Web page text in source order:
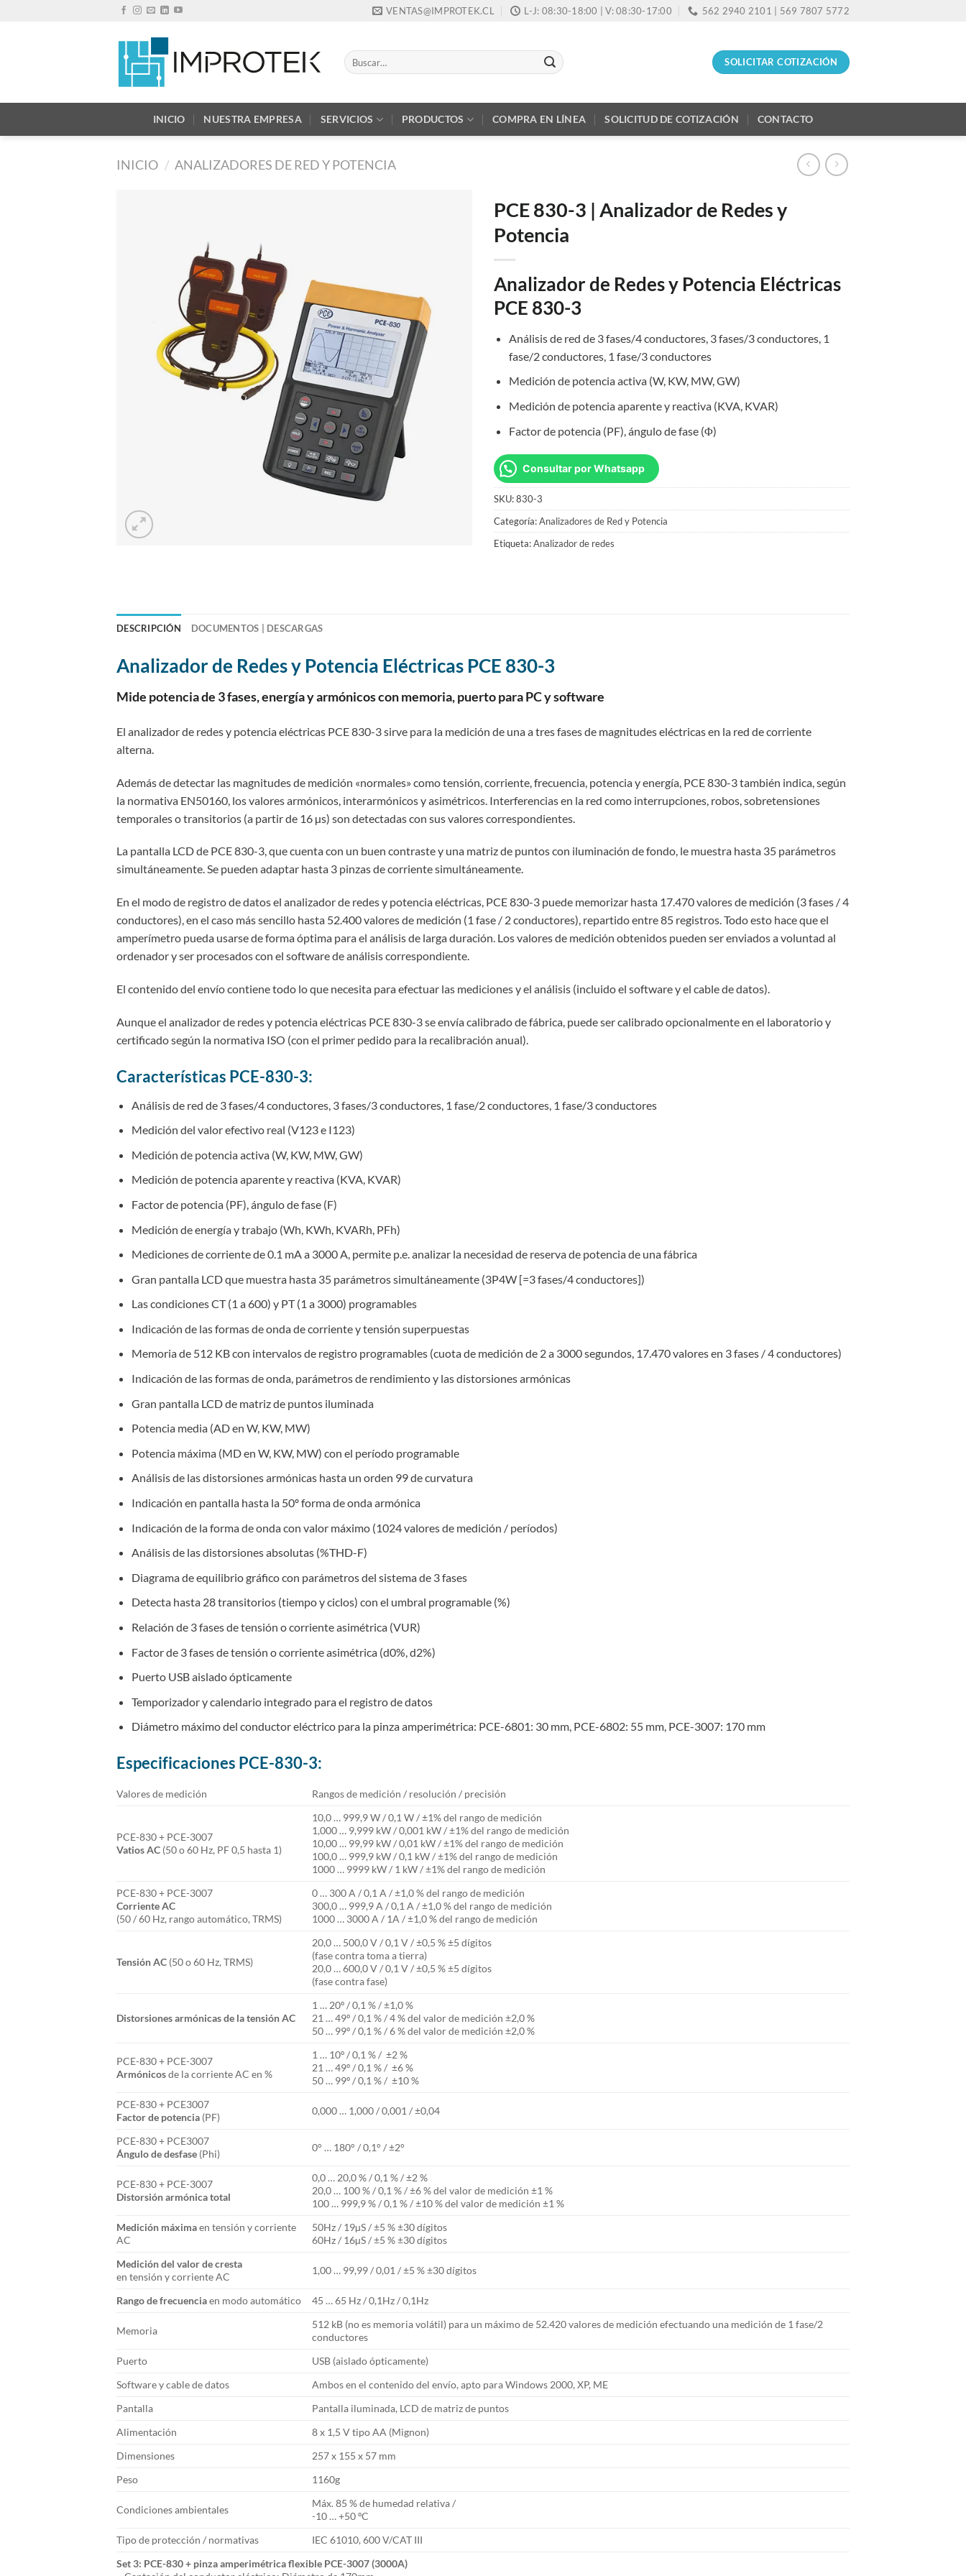
VENTAS@IMPROTEK.CL L-J: 08:30-18:00 | V: 08:30-17:00 562 2940 2101 | 569 7807 5772
Buscar
por:
SOLICITAR COTIZACIÓN
INICIO NUESTRA EMPRESA SERVICIOS PRODUCTOS COMPRA EN LÍNEA SOLICITUD DE COTIZACIÓN CONTACTO
INICIO / ANALIZADORES DE RED Y POTENCIA
PCE 830-3 | Analizador de Redes y
Potencia
Analizador de Redes y Potencia Eléctricas
PCE 830-3
Análisis de red de 3 fases/4 conductores, 3 fases/3 conductores, 1
fase/2 conductores, 1 fase/3 conductores
Medición de potencia activa (W, KW, MW, GW)
Medición de potencia aparente y reactiva (KVA, KVAR)
Factor de potencia (PF), ángulo de fase (Φ)
Consultar por Whatsapp
SKU:830-3
Categoría:Analizadores de Red y Potencia
Etiqueta:Analizador de redes
DESCRIPCIÓN DOCUMENTOS | DESCARGAS
Analizador de Redes y Potencia Eléctricas PCE 830-3
Mide potencia de 3 fases, energía y armónicos con memoria, puerto para PC y software
El analizador de redes y potencia eléctricas PCE 830-3 sirve para la medición de una a tres fases de magnitudes eléctricas en la red de corriente
alterna.
Además de detectar las magnitudes de medición «normales» como tensión, corriente, frecuencia, potencia y energía, PCE 830-3 también indica, según
la normativa EN50160, los valores armónicos, interarmónicos y asimétricos. Interferencias en la red como interrupciones, robos, sobretensiones
temporales o transitorios (a partir de 16 µs) son detectadas con sus valores correspondientes.
La pantalla LCD de PCE 830-3, que cuenta con un buen contraste y una matriz de puntos con iluminación de fondo, le muestra hasta 35 parámetros
simultáneamente. Se pueden adaptar hasta 3 pinzas de corriente simultáneamente.
En el modo de registro de datos el analizador de redes y potencia eléctricas, PCE 830-3 puede memorizar hasta 17.470 valores de medición (3 fases / 4
conductores), en el caso más sencillo hasta 52.400 valores de medición (1 fase / 2 conductores), repartido entre 85 registros. Todo esto hace que el
amperímetro pueda usarse de forma óptima para el análisis de larga duración. Los valores de medición obtenidos pueden ser enviados a voluntad al
ordenador y ser procesados con el software de análisis correspondiente.
El contenido del envío contiene todo lo que necesita para efectuar las mediciones y el análisis (incluido el software y el cable de datos).
Aunque el analizador de redes y potencia eléctricas PCE 830-3 se envía calibrado de fábrica, puede ser calibrado opcionalmente en el laboratorio y
certificado según la normativa ISO (con el primer pedido para la recalibración anual).
Características PCE-830-3:
Análisis de red de 3 fases/4 conductores, 3 fases/3 conductores, 1 fase/2 conductores, 1 fase/3 conductores
Medición del valor efectivo real (V123 e I123)
Medición de potencia activa (W, KW, MW, GW)
Medición de potencia aparente y reactiva (KVA, KVAR)
Factor de potencia (PF), ángulo de fase (F)
Medición de energía y trabajo (Wh, KWh, KVARh, PFh)
Mediciones de corriente de 0.1 mA a 3000 A, permite p.e. analizar la necesidad de reserva de potencia de una fábrica
Gran pantalla LCD que muestra hasta 35 parámetros simultáneamente (3P4W [=3 fases/4 conductores])
Las condiciones CT (1 a 600) y PT (1 a 3000) programables
Indicación de las formas de onda de corriente y tensión superpuestas
Memoria de 512 KB con intervalos de registro programables (cuota de medición de 2 a 3000 segundos, 17.470 valores en 3 fases / 4 conductores)
Indicación de las formas de onda, parámetros de rendimiento y las distorsiones armónicas
Gran pantalla LCD de matriz de puntos iluminada
Potencia media (AD en W, KW, MW)
Potencia máxima (MD en W, KW, MW) con el período programable
Análisis de las distorsiones armónicas hasta un orden 99 de curvatura
Indicación en pantalla hasta la 50º forma de onda armónica
Indicación de la forma de onda con valor máximo (1024 valores de medición / períodos)
Análisis de las distorsiones absolutas (%THD-F)
Diagrama de equilibrio gráfico con parámetros del sistema de 3 fases
Detecta hasta 28 transitorios (tiempo y ciclos) con el umbral programable (%)
Relación de 3 fases de tensión o corriente asimétrica (VUR)
Factor de 3 fases de tensión o corriente asimétrica (d0%, d2%)
Puerto USB aislado ópticamente
Temporizador y calendario integrado para el registro de datos
Diámetro máximo del conductor eléctrico para la pinza amperimétrica: PCE-6801: 30 mm, PCE-6802: 55 mm, PCE-3007: 170 mm
Especificaciones PCE-830-3:
Valores de medición Rangos de medición / resolución / precisión
PCE-830 + PCE-3007
Vatios AC (50 o 60 Hz, PF 0,5 hasta 1)
10,0 … 999,9 W / 0,1 W / ±1% del rango de medición
1,000 … 9,999 kW / 0,001 kW / ±1% del rango de medición
10,00 … 99,99 kW / 0,01 kW / ±1% del rango de medición
100,0 … 999,9 kW / 0,1 kW / ±1% del rango de medición
1000 … 9999 kW / 1 kW / ±1% del rango de medición
PCE-830 + PCE-3007
Corriente AC
(50 / 60 Hz, rango automático, TRMS)
0 … 300 A / 0,1 A / ±1,0 % del rango de medición
300,0 … 999,9 A / 0,1 A / ±1,0 % del rango de medición
1000 … 3000 A / 1A / ±1,0 % del rango de medición
Tensión AC (50 o 60 Hz, TRMS)
20,0 … 500,0 V / 0,1 V / ±0,5 % ±5 dígitos
(fase contra toma a tierra)
20,0 … 600,0 V / 0,1 V / ±0,5 % ±5 dígitos
(fase contra fase)
Distorsiones armónicas de la tensión AC
1 … 20º / 0,1 % / ±1,0 %
21 … 49º / 0,1 % / 4 % del valor de medición ±2,0 %
50 … 99º / 0,1 % / 6 % del valor de medición ±2,0 %
PCE-830 + PCE-3007
Armónicosde la corriente AC en %
1 … 10º / 0,1 % / ±2 %
21 … 49º / 0,1 % / ±6 %
50 … 99º / 0,1 % / ±10 %
PCE-830 + PCE3007
Factor de potencia (PF)
0,000 … 1,000 / 0,001 / ±0,04
PCE-830 + PCE3007
Ángulo de desfase (Phi)
0° … 180° / 0,1° / ±2°
PCE-830 + PCE-3007
Distorsión armónica total
0,0 … 20,0 % / 0,1 % / ±2 %
20,0 … 100 % / 0,1 % / ±6 % del valor de medición ±1 %
100 … 999,9 % / 0,1 % / ±10 % del valor de medición ±1 %
Medición máximaen tensión y corriente
AC
50Hz / 19µS / ±5 % ±30 dígitos
60Hz / 16µS / ±5 % ±30 dígitos
Medición del valor de cresta
en tensión y corriente AC
1,00 … 99,99 / 0,01 / ±5 % ±30 dígitos
Rango de frecuenciaen modo automático 45 … 65 Hz / 0,1Hz / 0,1Hz
Memoria
512 kB (no es memoria volátil) para un máximo de 52.420 valores de medición efectuando una medición de 1 fase/2
conductores
Puerto
USB (aislado ópticamente)
Software y cable de datos
Ambos en el contenido del envío, apto para Windows 2000, XP, ME
Pantalla
Pantalla iluminada, LCD de matriz de puntos
Alimentación
8 x 1,5 V tipo AA (Mignon)
Dimensiones
257 x 155 x 57 mm
Peso
1160g
Condiciones ambientales
Máx. 85 % de humedad relativa /
-10 … +50 ºC
Tipo de protección / normativas
IEC 61010, 600 V/CAT III
Set 3: PCE-830 + pinza amperimétrica flexible PCE-3007 (3000A)